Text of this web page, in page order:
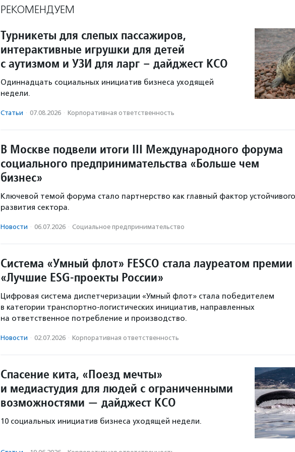
РЕКОМЕНДУЕМ
Турникеты для слепых пассажиров,
интерактивные игрушки для детей
с аутизмом и УЗИ для ларг – дайджест КСО
Одиннадцать социальных инициатив бизнеса уходящей
недели.
Статьи · 07.08.2026 · Корпоративная ответственность
В Москве подвели итоги III Международного форума
социального предпринимательства «Больше чем
бизнес»
Ключевой темой форума стало партнерство как главный фактор устойчивого
развития сектора.
Новости · 06.07.2026 · Социальное предпри­нима­тель­ство
Система «Умный флот» FESCO стала лауреатом премии
«Лучшие ESG-проекты России»
Цифровая система диспетчеризации «Умный флот» стала победителем
в категории транспортно-логистических инициатив, направленных
на ответственное потребление и производство.
Новости · 02.07.2026 · Корпоративная ответственность
Спасение кита, «Поезд мечты»
и медиастудия для людей с ограниченными
возможностями — дайджест КСО
10 социальных инициатив бизнеса уходящей недели.